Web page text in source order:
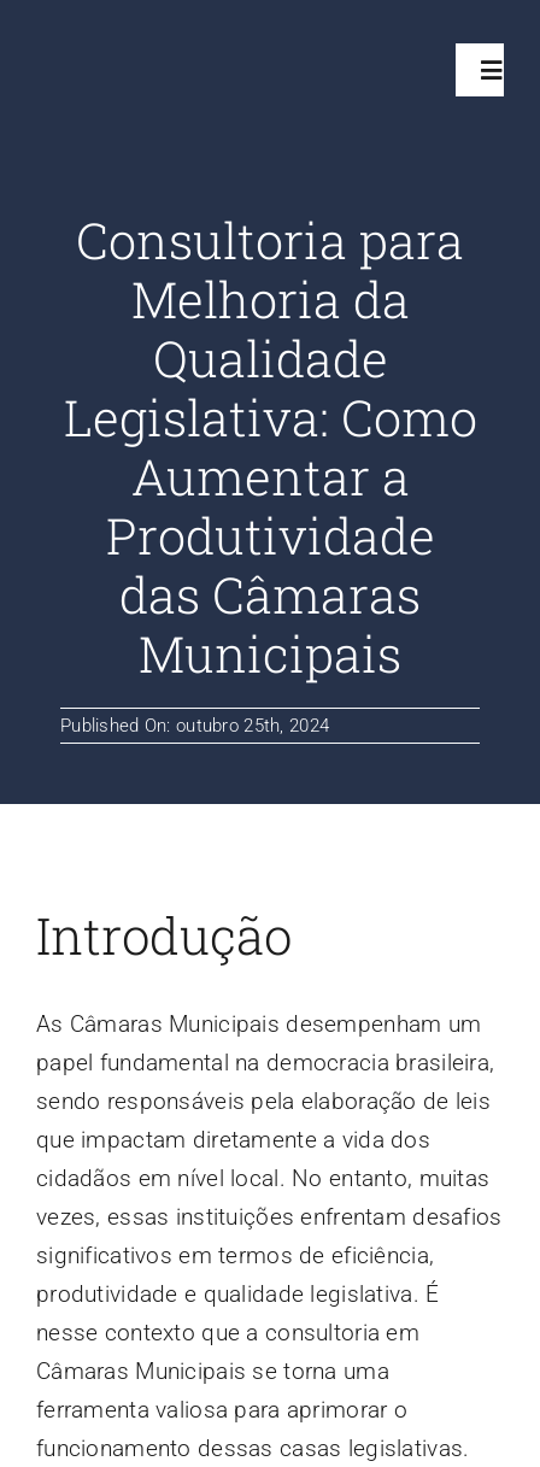
Projetos
Quem somos
Consultoria para
Melhoria da
Qualidade
Legislativa: Como
Aumentar a
Produtividade
das Câmaras
Municipais
Published On: outubro 25th, 2024
Introdução
As Câmaras Municipais desempenham um
papel fundamental na democracia brasileira,
sendo responsáveis pela elaboração de leis
que impactam diretamente a vida dos
cidadãos em nível local. No entanto, muitas
vezes, essas instituições enfrentam desafios
significativos em termos de eficiência,
produtividade e qualidade legislativa. É
nesse contexto que a consultoria em
Câmaras Municipais se torna uma
ferramenta valiosa para aprimorar o
funcionamento dessas casas legislativas.